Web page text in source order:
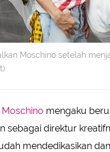
Moschino setelah
Moschino mengaku
sebagai direktur
mendedikasikan